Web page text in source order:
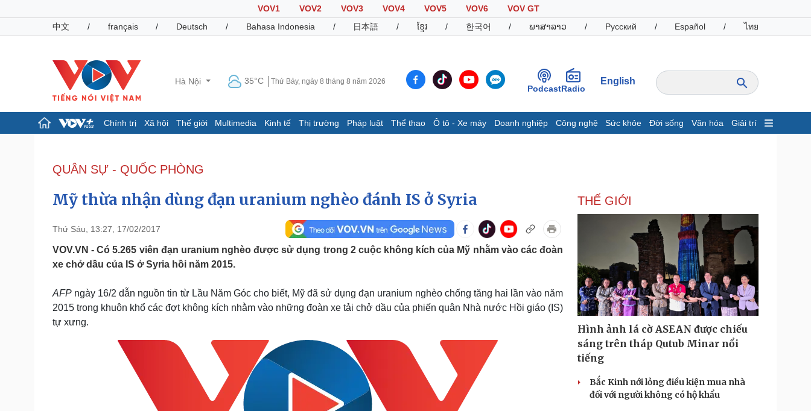
VOV1 VOV2 VOV3 VOV4 VOV5 VOV6
VOV GT
中文
/ français / Deutsch / Bahasa Indonesia / 日本語 / ខ្មែរ / 한국어 / ພາສາລາວ / Русский / Español / ไทย
Hà Nội 35°C Thứ Bảy, ngày 8 tháng 8 năm 2026
PodcastRadio
English
Chính trị Xã hội Thế giới Multimedia Kinh tế Thị trường Pháp luật Thể thao Ô tô - Xe máy Doanh nghiệp Công nghệ Sức khỏe Đời sống Văn hóa Giải trí
Đảng
Tổ chức nhân sự
Nhận diện sự thật
Tin 24h
Dự báo thời tiết
Dấu ấn VOV
E-Magazine
Infographic
Giá cà phê
Pháp luật
Vụ án
Tư vấn luật
Quân sự - Quốc phòng
Vũ khí
Phân tích
Thể thao
Thế giới thể thao
eSports
Hậu trường
Ô tô - Xe máy
Tư vấn
Doanh nghiệp
Thông tin doanh nghiệp
Doanh nghiệp 24h
Doanh nhân
Vì cộng đồng
Công nghệ
Sành điệu
Tin Công nghệ
Trải nghiệm
Chuyển đổi số
Dinh dưỡng - món ngon
Nhà đẹp
Blog
Tình yêu - Gia đình
Sân khấu - Điện ảnh
Âm nhạc
Di sản
Nghệ sĩ
Thời trang
Sao Việt
Podcast
Câu chuyện thời sự
Cửa sổ tình yêu
Kể chuyện cho bé
Hạt giống tâm hồn
QUÂN SỰ - QUỐC PHÒNG
Mỹ thừa nhận dùng đạn uranium nghèo đánh IS ở Syria
Thứ Sáu, 13:27, 17/02/2017
VOV.VN - Có 5.265 viên đạn uranium nghèo được sử dụng trong 2 cuộc không kích của Mỹ nhằm vào các đoàn
xe chở dầu của IS ở Syria hồi năm 2015.
AFP ngày 16/2 dẫn nguồn tin từ Lầu Năm Góc cho biết, Mỹ đã sử dụng đạn uranium nghèo chống tăng hai lần vào năm
2015 trong khuôn khổ các đợt không kích nhằm vào những đoàn xe tải chở dầu của phiến quân Nhà nước Hồi giáo (IS)
tự xưng.
THẾ GIỚI
Hình ảnh lá cờ ASEAN được chiếu
sáng trên tháp Qutub Minar nổi
tiếng
Bắc Kinh nới lỏng điều kiện mua nhà
đối với người không có hộ khẩu